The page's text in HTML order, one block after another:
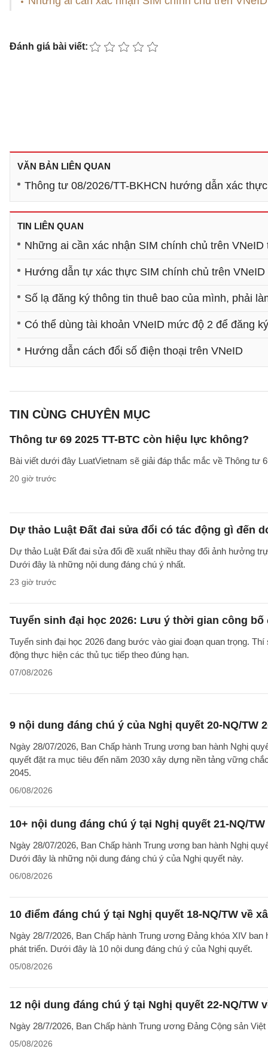
Đánh giá bài viết:
VĂN BẢN LIÊN QUAN
Thông tư 08/2026/TT-BKHCN hướng dẫn xác
TIN LIÊN QUAN
Những ai cần xác nhận SIM chính chủ trên VNeID
Hướng dẫn tự xác thực SIM chính chủ trên
Số lạ đăng ký thông tin thuê bao của mình, phải
Có thể dùng tài khoản VNeID mức độ 2 để đăng
Hướng dẫn cách đổi số điện thoại trên VNeID
TIN CÙNG CHUYÊN MỤC
Thông tư 69 2025 TT-BTC còn hiệu lực không?
Bài viết dưới đây LuatVietnam sẽ giải đáp thắc mắc về Thông tư
20 giờ trước
Dự thảo Luật Đất đai sửa đổi có tác động gì đến
Dự thảo Luật Đất đai sửa đổi đề xuất nhiều thay đổi ảnh hưởng
Dưới đây là những nội dung đáng chú ý nhất.
23 giờ trước
Tuyển sinh đại học 2026: Lưu ý thời gian công
Tuyển sinh đại học 2026 đang bước vào giai đoạn quan trọng.
động thực hiện các thủ tục tiếp theo đúng hạn.
07/08/2026
9 nội dung đáng chú ý của Nghị quyết 20-NQ/TW
Ngày 28/07/2026, Ban Chấp hành Trung ương ban hành Nghị
quyết đặt ra mục tiêu đến năm 2030 xây dựng nền tảng vững
2045.
06/08/2026
10+ nội dung đáng chú ý tại Nghị quyết 21-NQ/TW
Ngày 28/07/2026, Ban Chấp hành Trung ương ban hành Nghị
Dưới đây là những nội dung đáng chú ý của Nghị quyết này.
06/08/2026
10 điểm đáng chú ý tại Nghị quyết 18-NQ/TW về
Ngày 28/7/2026, Ban Chấp hành Trung ương Đảng khóa XIV
phát triển. Dưới đây là 10 nội dung đáng chú ý của Nghị quyết.
05/08/2026
12 nội dung đáng chú ý tại Nghị quyết 22-NQ/TW
Ngày 28/7/2026, Ban Chấp hành Trung ương Đảng Cộng sản
05/08/2026